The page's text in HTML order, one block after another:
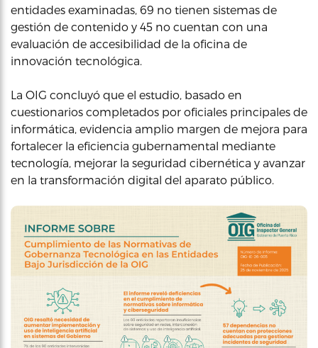
entidades examinadas, 69 no tienen sistemas de
gestión de contenido y 45 no cuentan con una
evaluación de accesibilidad de la oficina de
innovación tecnológica.
La OIG concluyó que el estudio, basado en
cuestionarios completados por oficiales principales de
informática, evidencia amplio margen de mejora para
fortalecer la eficiencia gubernamental mediante
tecnología, mejorar la seguridad cibernética y avanzar
en la transformación digital del aparato público.